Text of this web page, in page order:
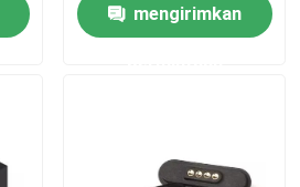
mengirimkan